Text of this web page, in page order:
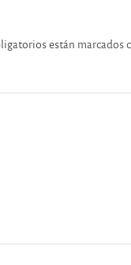
están marcados